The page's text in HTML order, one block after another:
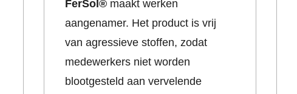
FerSol® maakt werken
aangenamer. Het product is vrij
van agressieve stoffen, zodat
medewerkers niet worden
blootgesteld aan vervelende